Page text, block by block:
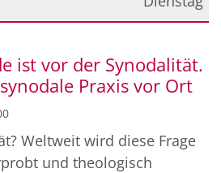
2024
ist vor der Synodalität.
Praxis vor Ort
Weltweit wird diese Frage
und theologisch